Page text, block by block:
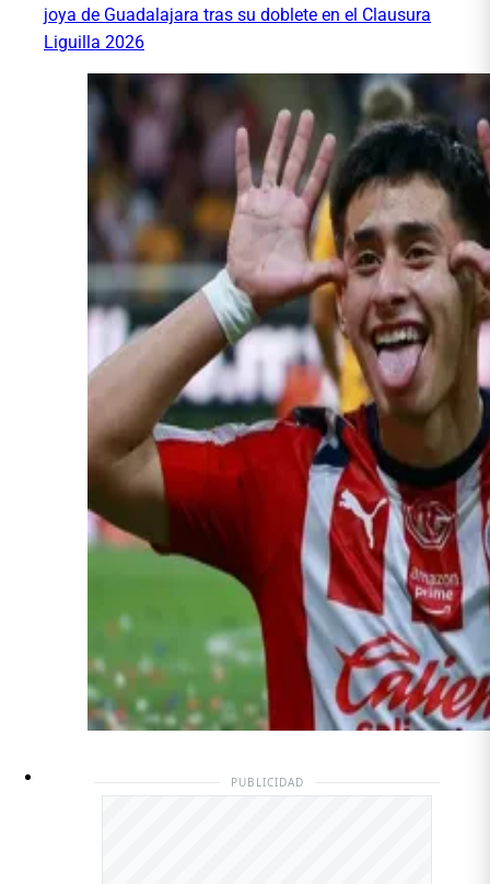
joya de Guadalajara tras su doblete en el Clausura
Liguilla 2026
PUBLICIDAD